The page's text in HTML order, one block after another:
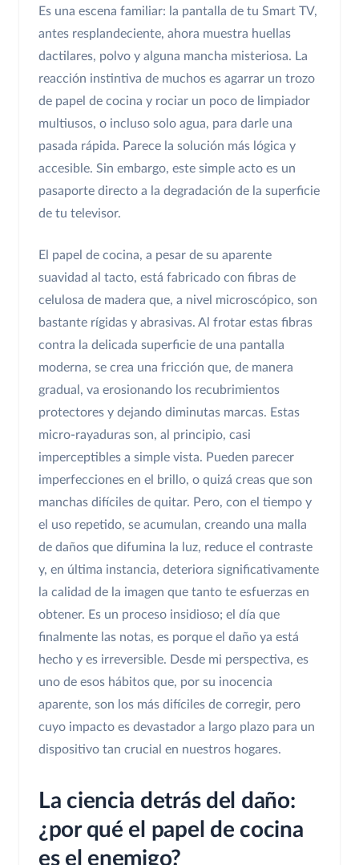
Es una escena familiar: la pantalla de tu Smart TV,
antes resplandeciente, ahora muestra huellas
dactilares, polvo y alguna mancha misteriosa. La
reacción instintiva de muchos es agarrar un trozo
de papel de cocina y rociar un poco de limpiador
multiusos, o incluso solo agua, para darle una
pasada rápida. Parece la solución más lógica y
accesible. Sin embargo, este simple acto es un
pasaporte directo a la degradación de la superficie
de tu televisor.
El papel de cocina, a pesar de su aparente
suavidad al tacto, está fabricado con fibras de
celulosa de madera que, a nivel microscópico, son
bastante rígidas y abrasivas. Al frotar estas fibras
contra la delicada superficie de una pantalla
moderna, se crea una fricción que, de manera
gradual, va erosionando los recubrimientos
protectores y dejando diminutas marcas. Estas
micro-rayaduras son, al principio, casi
imperceptibles a simple vista. Pueden parecer
imperfecciones en el brillo, o quizá creas que son
manchas difíciles de quitar. Pero, con el tiempo y
el uso repetido, se acumulan, creando una malla
de daños que difumina la luz, reduce el contraste
y, en última instancia, deteriora significativamente
la calidad de la imagen que tanto te esfuerzas en
obtener. Es un proceso insidioso; el día que
finalmente las notas, es porque el daño ya está
hecho y es irreversible. Desde mi perspectiva, es
uno de esos hábitos que, por su inocencia
aparente, son los más difíciles de corregir, pero
cuyo impacto es devastador a largo plazo para un
dispositivo tan crucial en nuestros hogares.
La ciencia detrás del daño:
¿por qué el papel de cocina
es el enemigo?